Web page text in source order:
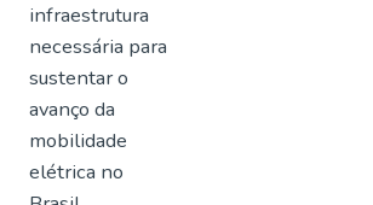
infraestrutura
necessária para
sustentar o
avanço da
mobilidade
elétrica no